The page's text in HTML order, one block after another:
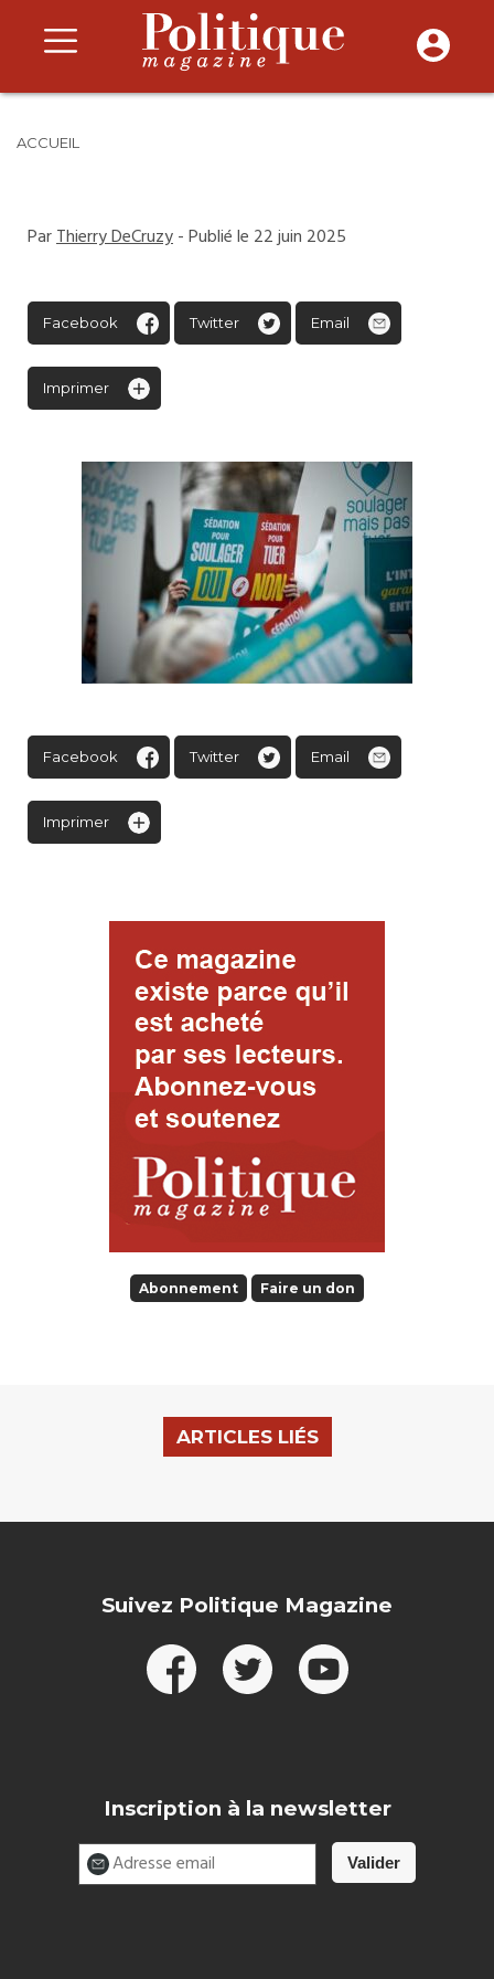
ACCUEIL
ParThierry DeCruzy- Publié le 22 juin 2025
Facebook Twitter Email
Imprimer
Facebook Twitter Email
Imprimer
Abonnement Faire un don
ARTICLES LIÉS
Suivez Politique Magazine
Inscription à la newsletter